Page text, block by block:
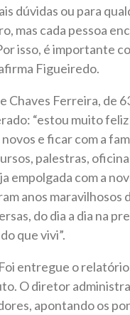
dúvidas ou para
mas cada pessoa
isso, é importante
Figueiredo.
Chaves Ferreira, de
“estou muito
e ficar com a
palestras,
empolgada com a
anos maravilhosos
do dia a dia na
que vivi”.
entregue o
O diretor
apontando os